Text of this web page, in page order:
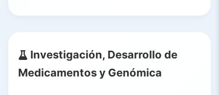
Investigación, Desarrollo de
Medicamentos y Genómica